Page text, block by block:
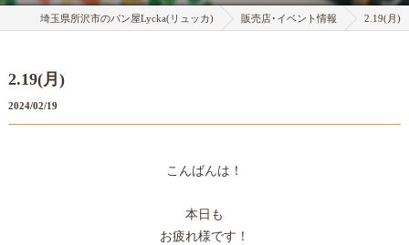
埼玉県所沢市のパン屋Lycka(リュッカ) 販売店･イベント情報 2.19(月)
2.19(月)
2024/02/19
こんばんは！
本日も
お疲れ様です！